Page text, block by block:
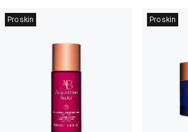
Proskin Proskin